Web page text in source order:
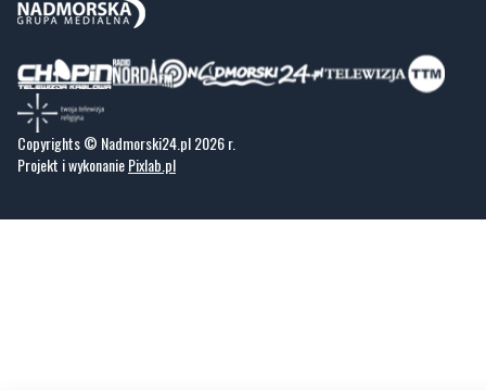
Copyrights © Nadmorski24.pl 2026 r.
Projekt i wykonaniePixlab.pl